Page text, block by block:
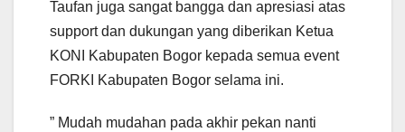
Taufan juga sangat bangga dan apresiasi atas
support dan dukungan yang diberikan Ketua
KONI Kabupaten Bogor kepada semua event
FORKI Kabupaten Bogor selama ini.
” Mudah mudahan pada akhir pekan nanti